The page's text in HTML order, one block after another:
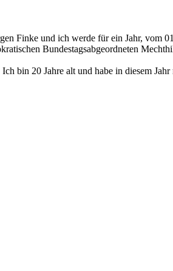
Finke und ich werde für ein Jahr, vom
Bundestagsabgeordneten
Ich bin 20 Jahre alt und habe in diesem